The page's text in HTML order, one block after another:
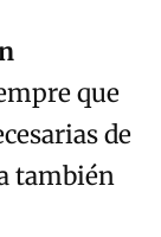
que
de
también